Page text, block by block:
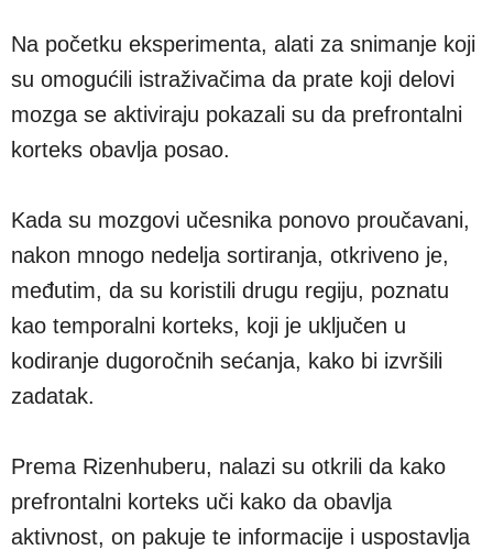
Na početku eksperimenta, alati za snimanje koji
su omogućili istraživačima da prate koji delovi
mozga se aktiviraju pokazali su da prefrontalni
korteks obavlja posao.
Kada su mozgovi učesnika ponovo proučavani,
nakon mnogo nedelja sortiranja, otkriveno je,
međutim, da su koristili drugu regiju, poznatu
kao temporalni korteks, koji je uključen u
kodiranje dugoročnih sećanja, kako bi izvršili
zadatak.
Prema Rizenhuberu, nalazi su otkrili da kako
prefrontalni korteks uči kako da obavlja
aktivnost, on pakuje te informacije i uspostavlja